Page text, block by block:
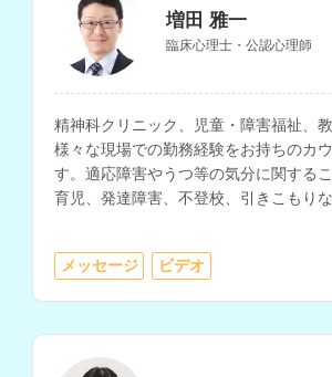
増田 雅一
臨床心理士・公認心理師
精神科クリニック、児童・障害福祉、教
様々な現場での勤務経験をお持ちのカ
す。適応障害やうつ等の気分に関するこ
育児、発達障害、不登校、引きこもり
メッセージ ビデオ